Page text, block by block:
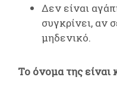
Δεν είναι
συγκρίνει, αν
μηδενικό.
Το όνομα της είναι